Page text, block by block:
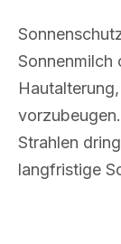
Sonnenmilch
Strahlen
langfristige